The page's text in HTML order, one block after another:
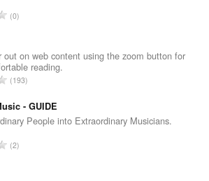
총
수
:
0
out on web content using the zoom button for
reading.
총
급
수
193
- GUIDE
People into Extraordinary Musicians.
총
2